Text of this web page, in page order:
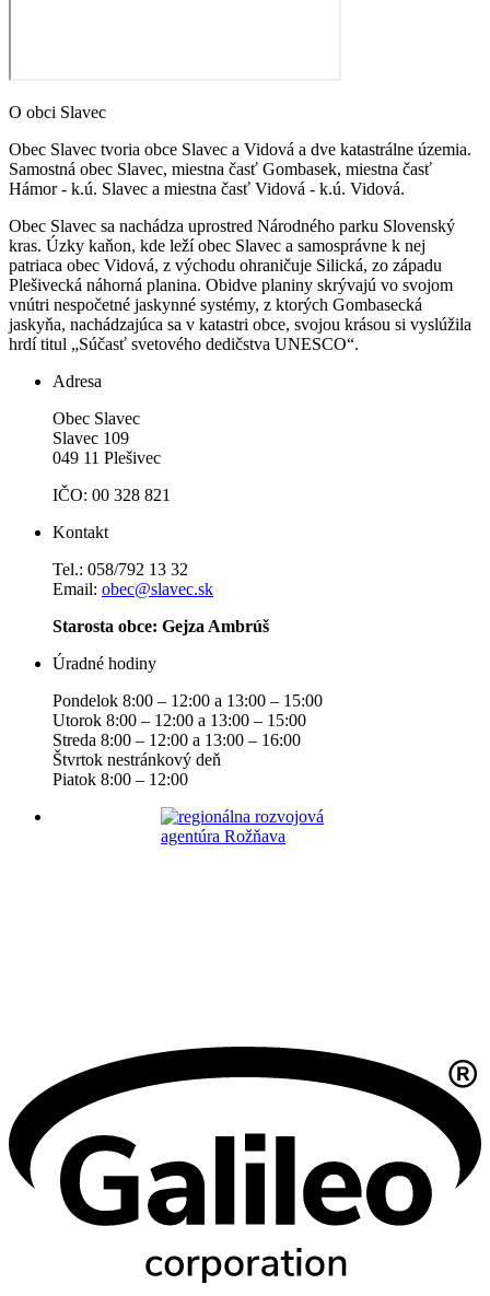
O obci Slavec
Obec Slavec tvoria obce Slavec a Vidová a dve katastrálne územia.
Samostná obec Slavec, miestna časť Gombasek, miestna časť
Hámor - k.ú. Slavec a miestna časť Vidová - k.ú. Vidová.
Obec Slavec sa nachádza uprostred Národného parku Slovenský
kras. Úzky kaňon, kde leží obec Slavec a samosprávne k nej
patriaca obec Vidová, z východu ohraničuje Silická, zo západu
Plešivecká náhorná planina. Obidve planiny skrývajú vo svojom
vnútri nespočetné jaskynné systémy, z ktorých Gombasecká
jaskyňa, nachádzajúca sa v katastri obce, svojou krásou si vyslúžila
hrdí titul „Súčasť svetového dedičstva UNESCO“.
Adresa
Obec Slavec
Slavec 109
049 11 Plešivec
IČO: 00 328 821
Kontakt
Tel.: 058/792 13 32
Email: obec@slavec.sk
Starosta obce: Gejza Ambrúš
Úradné hodiny
Pondelok 8:00 – 12:00 a 13:00 – 15:00
Utorok 8:00 – 12:00 a 13:00 – 15:00
Streda 8:00 – 12:00 a 13:00 – 16:00
Štvrtok nestránkový deň
Piatok 8:00 – 12:00